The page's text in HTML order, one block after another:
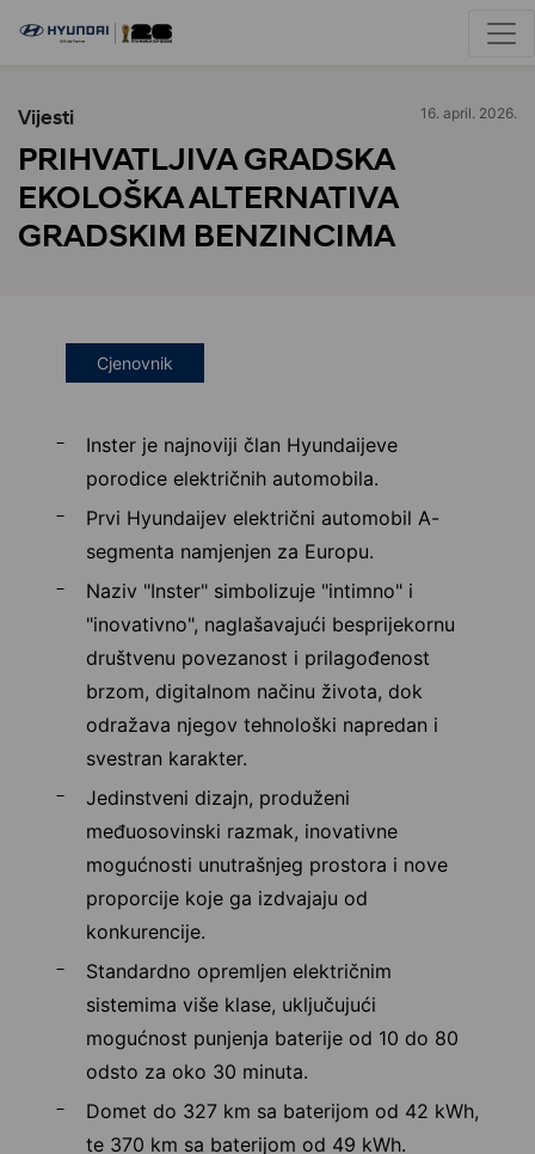
16. april. 2026.
Vijesti
PRIHVATLJIVA GRADSKA
EKOLOŠKA ALTERNATIVA
GRADSKIM BENZINCIMA
Cjenovnik
Inster je najnoviji član Hyundaijeve
porodice električnih automobila.
Prvi Hyundaijev električni automobil A-
segmenta namjenjen za Europu.
Naziv "Inster" simbolizuje "intimno" i
"inovativno", naglašavajući besprijekornu
društvenu povezanost i prilagođenost
brzom, digitalnom načinu života, dok
odražava njegov tehnološki napredan i
svestran karakter.
Jedinstveni dizajn, produženi
međuosovinski razmak, inovativne
mogućnosti unutrašnjeg prostora i nove
proporcije koje ga izdvajaju od
konkurencije.
Standardno opremljen električnim
sistemima više klase, uključujući
mogućnost punjenja baterije od 10 do 80
odsto za oko 30 minuta.
Domet do 327 km sa baterijom od 42 kWh,
te 370 km sa baterijom od 49 kWh.